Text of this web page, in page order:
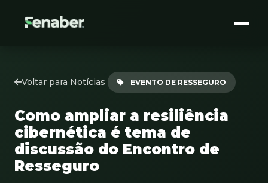
Voltar para Notícias EVENTO DE RESSEGURO
Como ampliar a resiliência
cibernética é tema de
discussão do Encontro de
Resseguro